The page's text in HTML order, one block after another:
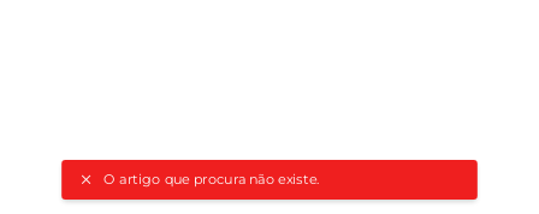
O artigo que procura não existe.